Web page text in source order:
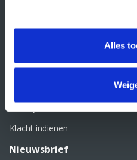
Alles
Retourbeleid
Klacht indienen
Nieuwsbrief